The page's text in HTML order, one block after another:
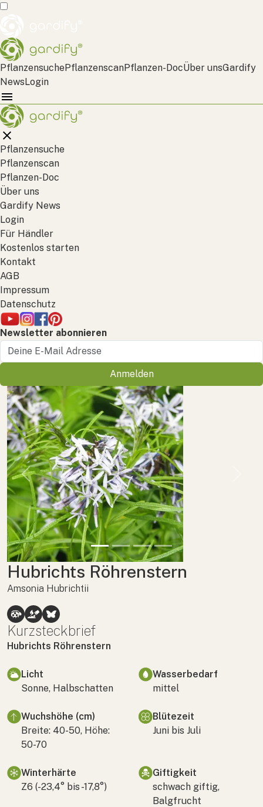
PflanzensuchePflanzenscanPflanzen-DocÜber unsGardify
NewsLogin
Pflanzensuche
Pflanzenscan
Pflanzen-Doc
Über uns
Gardify News
Login
Für Händler
Kostenlos starten
Kontakt
AGB
Impressum
Datenschutz
Newsletter abonnieren
Anmelden
Previous
Hubrichts Röhrenstern
Amsonia Hubrichtii
Kurzsteckbrief
Hubrichts Röhrenstern
Licht
Sonne, Halbschatten
Wasserbedarf
mittel
Wuchshöhe (cm)
Breite: 40-50, Höhe:
50-70
Blütezeit
Juni bis Juli
Winterhärte
Z6 (-23,4° bis -17,8°)
Giftigkeit
schwach giftig,
Balgfrucht